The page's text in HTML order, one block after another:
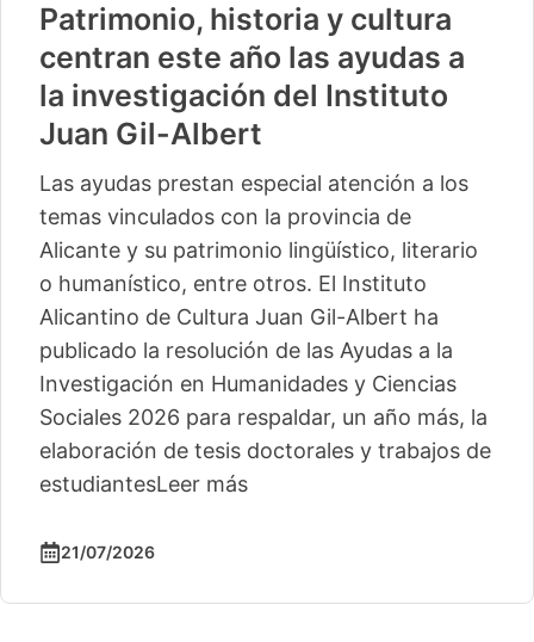
Patrimonio, historia y cultura
centran este año las ayudas a
la investigación del Instituto
Juan Gil-Albert
Las ayudas prestan especial atención a los
temas vinculados con la provincia de
Alicante y su patrimonio lingüístico, literario
o humanístico, entre otros. El Instituto
Alicantino de Cultura Juan Gil-Albert ha
publicado la resolución de las Ayudas a la
Investigación en Humanidades y Ciencias
Sociales 2026 para respaldar, un año más, la
elaboración de tesis doctorales y trabajos de
estudiantesLeer más
21/07/2026